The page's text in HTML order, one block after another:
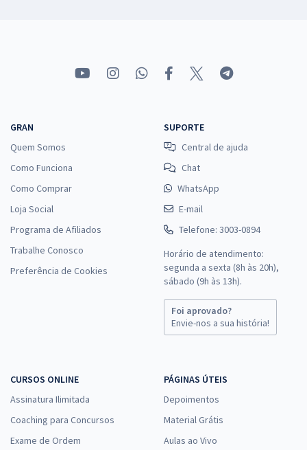
GRAN
Quem Somos
Como Funciona
Como Comprar
Loja Social
Programa de Afiliados
Trabalhe Conosco
Preferência de Cookies
SUPORTE
Central de ajuda
Chat
WhatsApp
E-mail
Telefone: 3003-0894
Horário de atendimento:
segunda a sexta (8h às 20h),
sábado (9h às 13h).
Foi aprovado?
Envie-nos a sua história!
CURSOS ONLINE
Assinatura Ilimitada
Coaching para Concursos
Exame de Ordem
PÁGINAS ÚTEIS
Depoimentos
Material Grátis
Aulas ao Vivo